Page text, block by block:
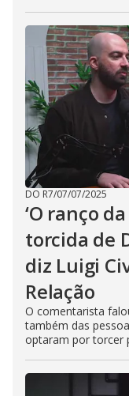
DO R7/07/07/2025
‘O ranço
torcida de
diz Luigi
Relação
O comentarista
também das
optaram por torcer